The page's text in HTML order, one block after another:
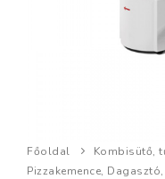
Főoldal
Kombisütő,
Pizzakemence, Dagasztó,